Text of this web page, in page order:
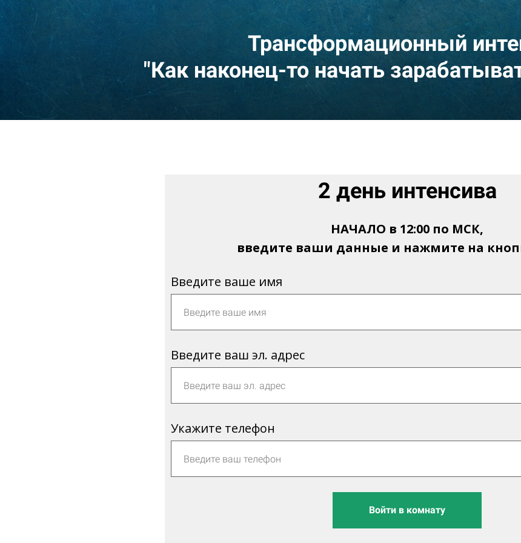
Трансформационный
"Как наконец-то начать
2 день интенсива
НАЧАЛО в 12:00 по МСК,
введите ваши данные и нажмите на
Введите ваше имя
Введите ваш эл. адрес
Укажите телефон
Войти в комнату